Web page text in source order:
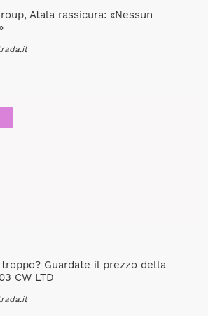
Atala rassicura: «Nessun
Guardate il prezzo della
CW LTD